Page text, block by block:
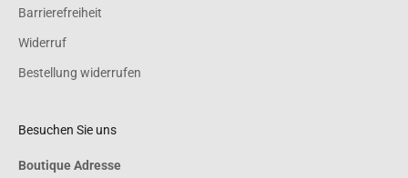
Barrierefreiheit
Widerruf
Bestellung widerrufen
Besuchen Sie uns
Boutique Adresse